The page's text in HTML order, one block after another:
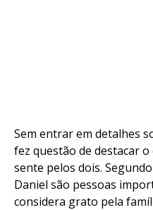
Sem entrar em detalhes
fez questão de destacar
sente pelos dois.
Daniel são pessoas
considera grato pela